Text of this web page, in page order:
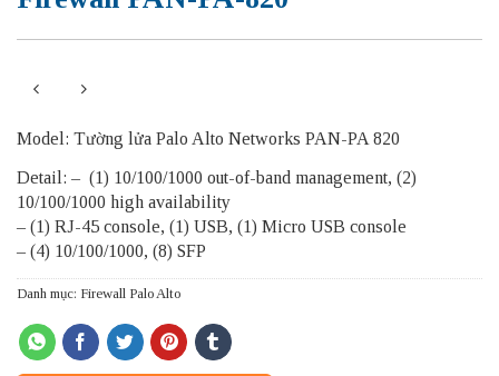
Model: Tường lửa Palo Alto Networks PAN-PA 820
Detail: – (1) 10/100/1000 out-of-band management, (2)
10/100/1000 high availability
– (1) RJ-45 console, (1) USB, (1) Micro USB console
– (4) 10/100/1000, (8) SFP
Danh mục: Firewall Palo Alto